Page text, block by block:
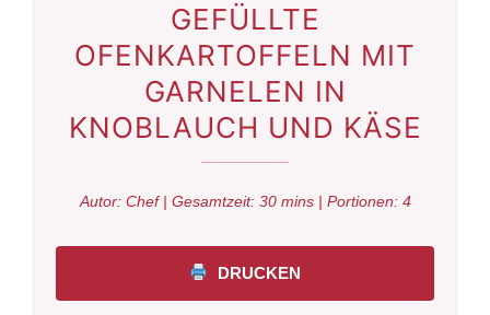
GEFÜLLTE
OFENKARTOFFELN MIT
GARNELEN IN
KNOBLAUCH UND KÄSE
Autor: Chef| Gesamtzeit: 30 mins| Portionen: 4
DRUCKEN